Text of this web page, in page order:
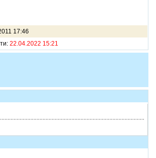
17:46
22.04.2022 15:21